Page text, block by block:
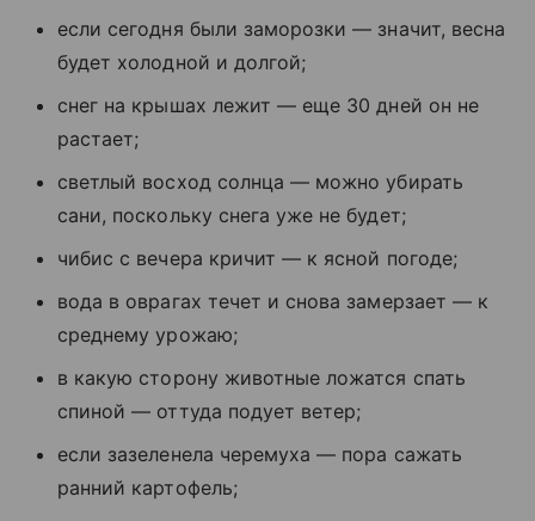
если сегодня были заморозки — значит, весна
будет холодной и долгой;
снег на крышах лежит — еще 30 дней он не
растает;
светлый восход солнца — можно убирать
сани, поскольку снега уже не будет;
чибис с вечера кричит — к ясной погоде;
вода в оврагах течет и снова замерзает — к
среднему урожаю;
в какую сторону животные ложатся спать
спиной — оттуда подует ветер;
если зазеленела черемуха — пора сажать
ранний картофель;